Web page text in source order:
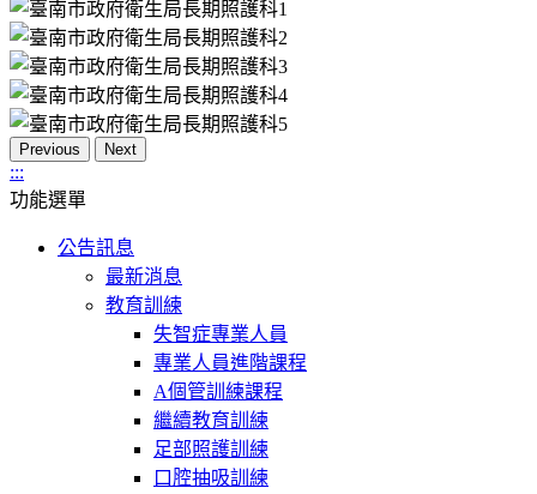
Previous Next
:::
功能選單
公告訊息
最新消息
教育訓練
失智症專業人員
專業人員進階課程
A個管訓練課程
繼續教育訓練
足部照護訓練
口腔抽吸訓練